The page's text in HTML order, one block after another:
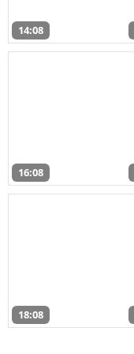
14:08
16:08
18:08